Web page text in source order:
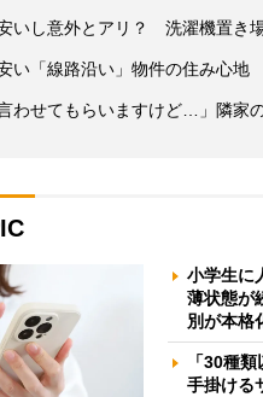
いし意外とアリ？ 洗濯機置き
い「線路沿い」物件の住み心地
言わせてもらいますけど…」隣家
小学生に
薄状態が
別が本格
「30種
手掛ける